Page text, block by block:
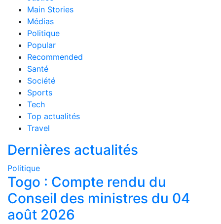
Main Stories
Médias
Politique
Popular
Recommended
Santé
Société
Sports
Tech
Top actualités
Travel
Dernières actualités
Politique
Togo : Compte rendu du
Conseil des ministres du 04
août 2026